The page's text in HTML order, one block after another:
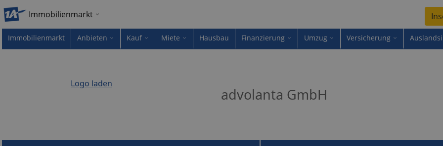
Immobilienmarkt
Immobilienmarkt Anbieten Kauf Miete Hausbau Finanzierung Umzug Versicherung
Logo laden
advolanta GmbH